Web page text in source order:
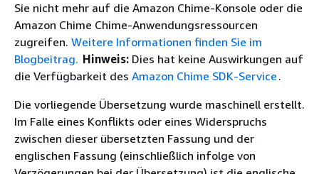
Sie nicht mehr auf die Amazon Chime-Konsole oder die
Amazon Chime Chime-Anwendungsressourcen
zugreifen. Weitere Informationen finden Sie im
Blogbeitrag. Hinweis:Dies hat keine Auswirkungen auf
die Verfügbarkeit des Amazon Chime SDK-Service .
Die vorliegende Übersetzung wurde maschinell erstellt.
Im Falle eines Konflikts oder eines Widerspruchs
zwischen dieser übersetzten Fassung und der
englischen Fassung (einschließlich infolge von